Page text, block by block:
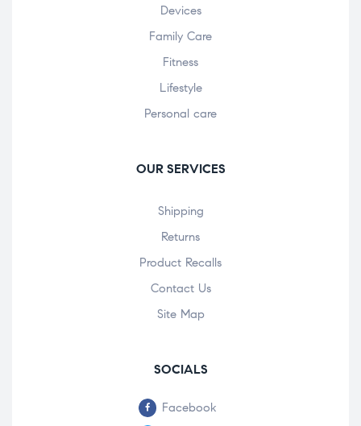
Devices
Family Care
Fitness
Lifestyle
Personal care
OUR SERVICES
Shipping
Returns
Product Recalls
Contact Us
Site Map
SOCIALS
Facebook